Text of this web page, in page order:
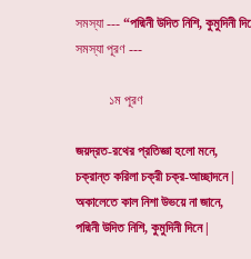
সমস্যা --- “পদ্মিনী উদিত নিশি, কুমুদিনী
সমস্যা পূরণ ---
১ম পূরণ
জয়দ্রত-রথের প্রতিজ্ঞা হলো মনে,
চক্রান্ত করিলা চক্রী চক্র-আচ্ছাদনে |
অকালেতে কাল নিশা উভয়ে না জানে,
পদ্মিনী উদিত নিশি, কুমুদিনী দিনে |